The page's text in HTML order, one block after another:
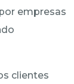
empresas
clientes